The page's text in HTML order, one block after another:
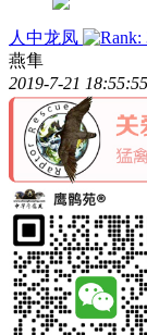
人中龙凤
燕隼
2019-7-21 18:55:55